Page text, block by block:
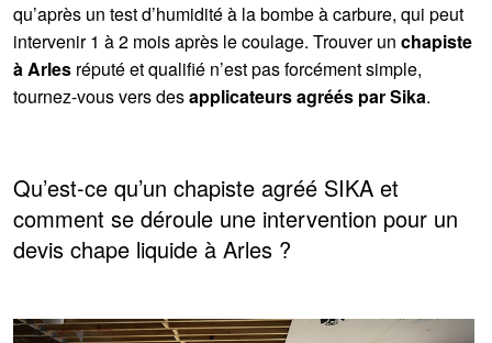
qu’après un test d’humidité à la bombe à carbure, qui peut
intervenir 1 à 2 mois après le coulage. Trouver un chapiste
à Arles réputé et qualifié n’est pas forcément simple,
tournez-vous vers desapplicateurs agréés par Sika.
Qu’est-ce qu’un chapiste agréé SIKA et
comment se déroule une intervention pour un
devis chape liquide à Arles ?